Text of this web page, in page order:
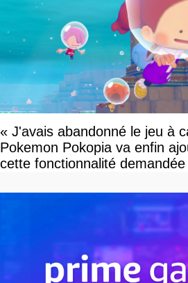
« J'avais abandonné le jeu à
Pokemon Pokopia va enfin
cette fonctionnalité